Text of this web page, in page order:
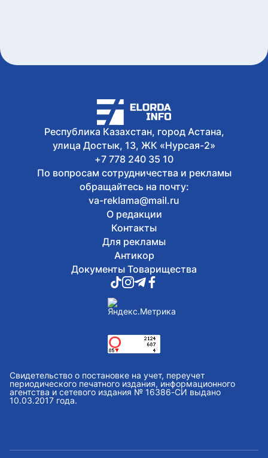
области пройдет в Астане
Республика Казахстан, город Астана,
улица Достык, 13, ЖК «Нурсая-2»
+7 778 240 35 10
По вопросам сотрудничества и рекламы
обращайтесь на почту:
va-reklama@mail.ru
О редакции
Контакты
Для рекламы
Антикор
Документы Товарищества
Свидетельство о постановке на учет, переучет
периодического печатного издания, информационного
агентства и сетевого издания № 16386-СИ выдано
10.03.2017 года.